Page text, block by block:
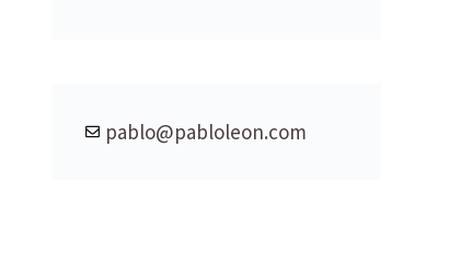
pablo@pabloleon.com